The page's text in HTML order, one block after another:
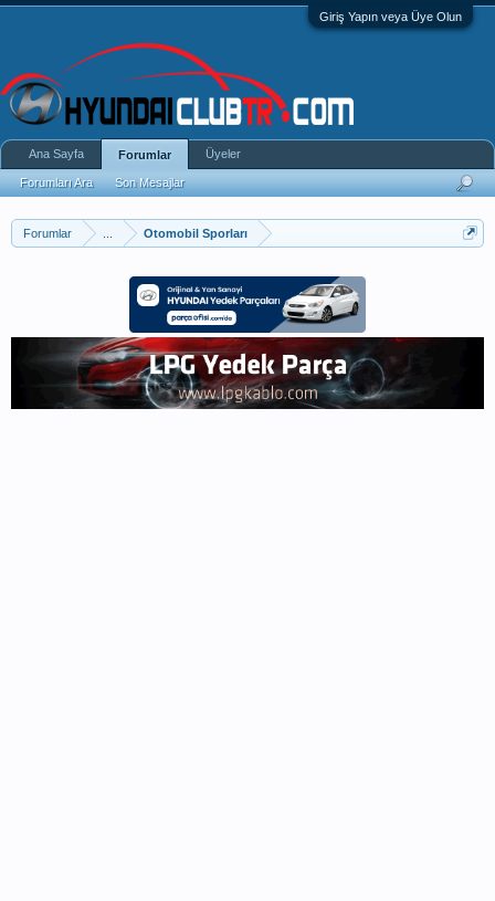
Giriş Yapın veya Üye Olun
Forumlar Otomobil Sporları
Ana Sayfa Forumlar
Forumları Ara Son Mesajlar
Üyeler